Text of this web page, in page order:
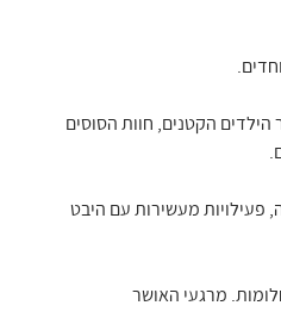
הקטנים, חוות הסוסים
פעילויות מעשירות עם היבט
מרגעי האושר